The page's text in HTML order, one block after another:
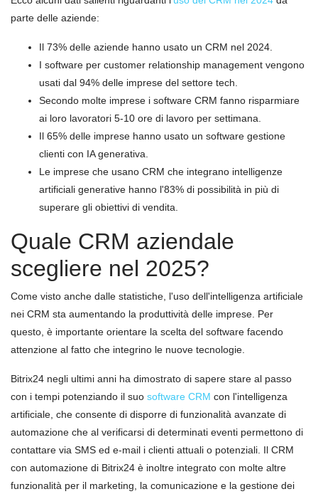
parte delle aziende:
Il 73% delle aziende hanno usato un CRM nel 2024.
I software per customer relationship management vengono
usati dal 94% delle imprese del settore tech.
Secondo molte imprese i software CRM fanno risparmiare
ai loro lavoratori 5-10 ore di lavoro per settimana.
Il 65% delle imprese hanno usato un software gestione
clienti con IA generativa.
Le imprese che usano CRM che integrano intelligenze
artificiali generative hanno l'83% di possibilità in più di
superare gli obiettivi di vendita.
Quale CRM aziendale
scegliere nel 2025?
Come visto anche dalle statistiche, l'uso dell'intelligenza artificiale
nei CRM sta aumentando la produttività delle imprese. Per
questo, è importante orientare la scelta del software facendo
attenzione al fatto che integrino le nuove tecnologie.
Bitrix24 negli ultimi anni ha dimostrato di sapere stare al passo
con i tempi potenziando il suo software CRM con l'intelligenza
artificiale, che consente di disporre di funzionalità avanzate di
automazione che al verificarsi di determinati eventi permettono di
contattare via SMS ed e-mail i clienti attuali o potenziali. Il CRM
con automazione di Bitrix24 è inoltre integrato con molte altre
funzionalità per il marketing, la comunicazione e la gestione dei